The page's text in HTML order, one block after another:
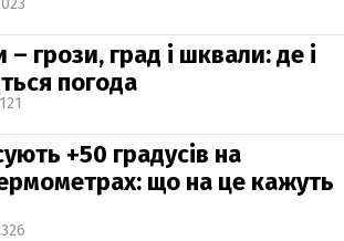
– грози, град і шквали: де і
погода
+50 градусів на
що на це кажуть